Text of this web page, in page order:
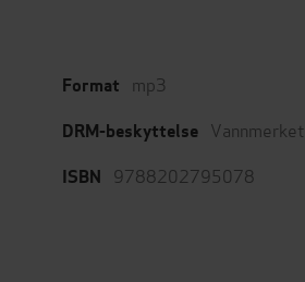
Format mp3
DRM-beskyttelse Vannmerket
ISBN 9788202795078